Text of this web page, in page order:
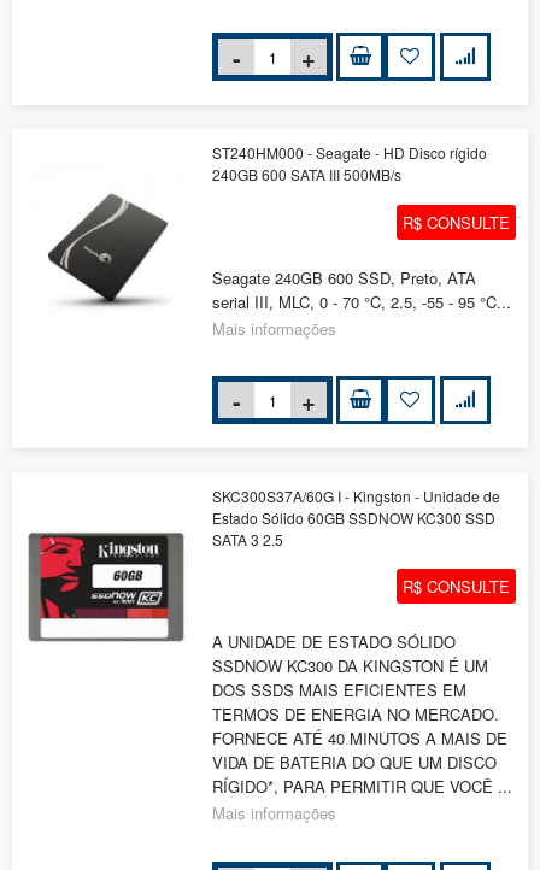
ST240HM000 - Seagate - HD Disco rígido
240GB 600 SATA III 500MB/s
R$ CONSULTE
Seagate 240GB 600 SSD, Preto, ATA
serial III, MLC, 0 - 70 °C, 2.5, -55 - 95 °C...
Mais informações
SKC300S37A/60G I - Kingston - Unidade de
Estado Sólido 60GB SSDNOW KC300 SSD
SATA 3 2.5
R$ CONSULTE
A UNIDADE DE ESTADO SÓLIDO
SSDNOW KC300 DA KINGSTON É UM
DOS SSDS MAIS EFICIENTES EM
TERMOS DE ENERGIA NO MERCADO.
FORNECE ATÉ 40 MINUTOS A MAIS DE
VIDA DE BATERIA DO QUE UM DISCO
RÍGIDO*, PARA PERMITIR QUE VOCÊ ...
Mais informações